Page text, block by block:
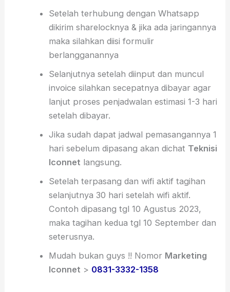
Setelah terhubung dengan Whatsapp
dikirim sharelocknya & jika ada jaringannya
maka silahkan diisi formulir
berlangganannya
Selanjutnya setelah diinput dan muncul
invoice silahkan secepatnya dibayar agar
lanjut proses penjadwalan estimasi 1-3 hari
setelah dibayar.
Jika sudah dapat jadwal pemasangannya 1
hari sebelum dipasang akan dichat Teknisi
Iconnet langsung.
Setelah terpasang dan wifi aktif tagihan
selanjutnya 30 hari setelah wifi aktif.
Contoh dipasang tgl 10 Agustus 2023,
maka tagihan kedua tgl 10 September dan
seterusnya.
Mudah bukan guys !! Nomor Marketing
Iconnet > 0831-3332-1358